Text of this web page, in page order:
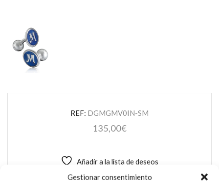
Gestionar consentimiento
REF: DGMGMV0IN-SM
135,00€
Añadir a la lista de deseos
Caballero